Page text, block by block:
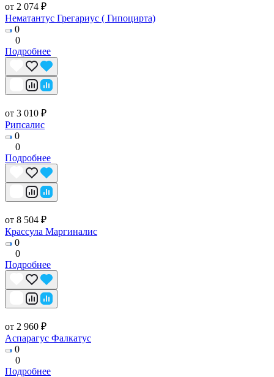
от 2 074 ₽
Нематантус Грегариус ( Гипоцирта)
0
0
Подробнее
от 3 010 ₽
Рипсалис
0
0
Подробнее
от 8 504 ₽
Крассула Маргиналис
0
0
Подробнее
от 2 960 ₽
Аспарагус Фалкатус
0
0
Подробнее